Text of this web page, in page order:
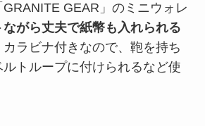
GEAR」のミニウォレ
ながら丈夫で紙幣も入れられる
カラビナ付きなので、鞄を持ち
トループに付けられるなど使